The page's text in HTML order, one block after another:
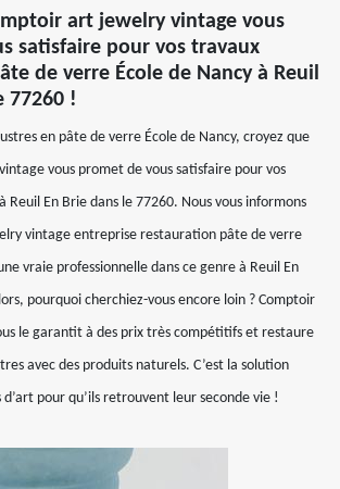
art jewelry vintage vous
satisfaire pour vos travaux
de verre École de Nancy à Reuil
77260 !
en pâte de verre École de Nancy, croyez que
vous promet de vous satisfaire pour vos
En Brie dans le 77260. Nous vous informons
vintage entreprise restauration pâte de verre
vraie professionnelle dans ce genre à Reuil En
pourquoi cherchiez-vous encore loin ? Comptoir
le garantit à des prix très compétitifs et restaure
avec des produits naturels. C’est la solution
pour qu’ils retrouvent leur seconde vie !